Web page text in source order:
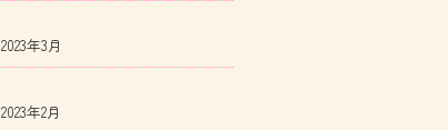
2023年3月
2023年2月